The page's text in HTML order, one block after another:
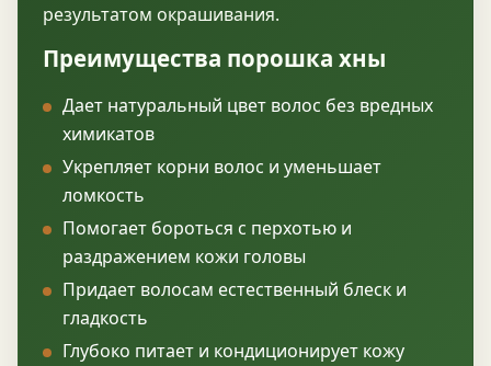
результатом окрашивания.
Преимущества порошка хны
Дает натуральный цвет волос без вредных
химикатов
Укрепляет корни волос и уменьшает
ломкость
Помогает бороться с перхотью и
раздражением кожи головы
Придает волосам естественный блеск и
гладкость
Глубоко питает и кондиционирует кожу